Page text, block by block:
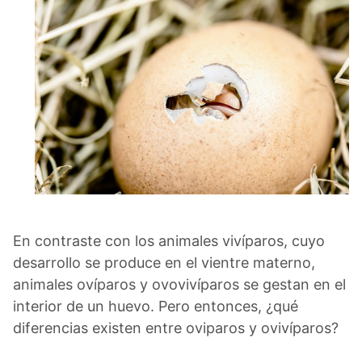
En contraste con los animales vivíparos, cuyo
desarrollo se produce en el vientre materno,
animales ovíparos y ovovivíparos se gestan en el
interior de un huevo. Pero entonces, ¿qué
diferencias existen entre oviparos y ovivíparos?